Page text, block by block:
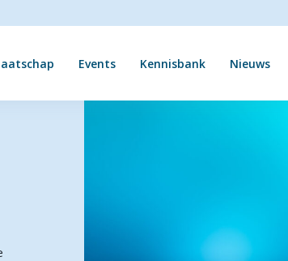
Events Kennisbank Nieuws